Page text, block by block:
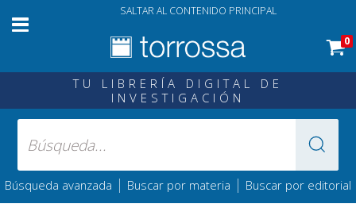
SALTAR AL CONTENIDO PRINCIPAL
0
TU LIBRERÍA DIGITAL DE
INVESTIGACIÓN
Búsqueda avanzada | Buscar por materia | Buscar por editorial